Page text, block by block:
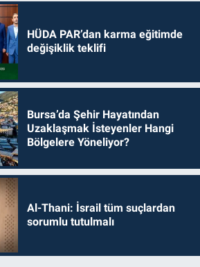
HÜDA PAR’dan karma eğitimde
değişiklik teklifi
Bursa’da Şehir Hayatından
Uzaklaşmak İsteyenler Hangi
Bölgelere Yöneliyor?
Al-Thani: İsrail tüm suçlardan
sorumlu tutulmalı